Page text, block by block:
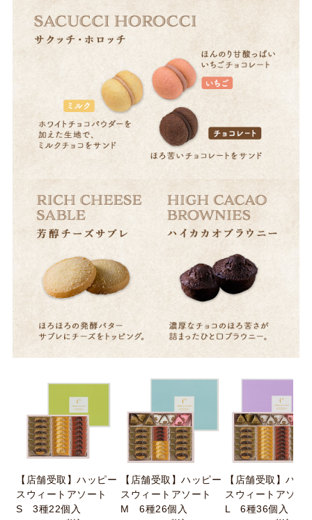
【店舗受取】ハッピー
スウィートアソート
S 3種22個入
【店舗受取】ハッピー
スウィートアソート
M 6種26個入
【店舗受取】ハッ
スウィートアソー
L 6種36個入